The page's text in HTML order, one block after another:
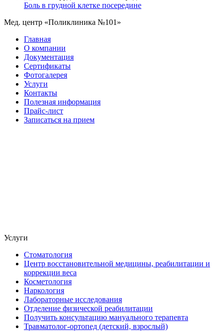
Боль в грудной клетке посередине
Мед. центр «Поликлиника №101»
Главная
О компании
Документация
Сертификаты
Фотогалерея
Услуги
Контакты
Полезная информация
Прайс-лист
Записаться на прием
Услуги
Стоматология
Центр восстановительной медицины, реабилитации и
коррекции веса
Косметология
Наркология
Лабораторные исследования
Отделение физической реабилитации
Получить консультацию мануального терапевта
Травматолог-ортопед (детский, взрослый)